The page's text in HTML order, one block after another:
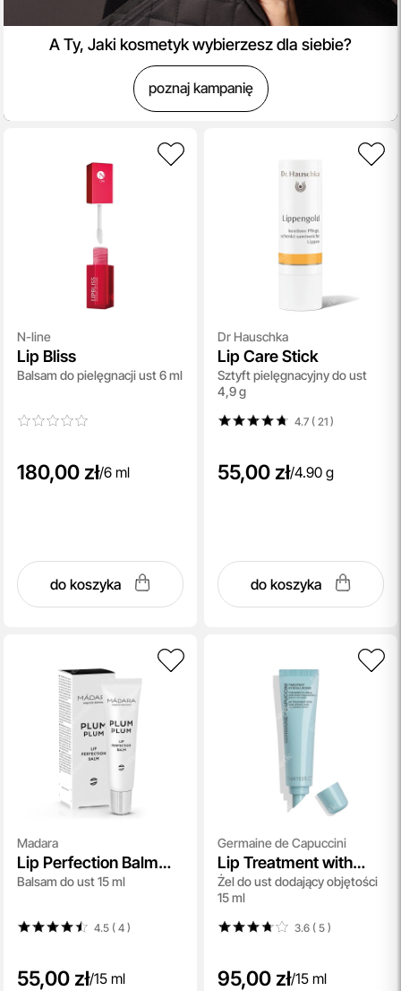
A Ty, Jaki kosmetyk wybierzesz dla siebie?
poznaj kampanię
N-line
Lip Bliss
Balsam do pielęgnacji ust 6 ml
180,00 zł/6 ml
do koszyka
Dr Hauschka
Lip Care Stick
Sztyft pielęgnacyjny do ust
4,9 g
4.7 ( 21)
55,00 zł/4.90 g
do koszyka
Madara
Lip Perfection Balm
Plum
Balsam do ust 15 ml
4.5 ( 4)
55,00 zł/15 ml
Germaine de Capuccini
Lip Treatment with
Hyaluronic Acid
Żel do ust dodający objętości
15 ml
3.6 ( 5)
95,00 zł/15 ml